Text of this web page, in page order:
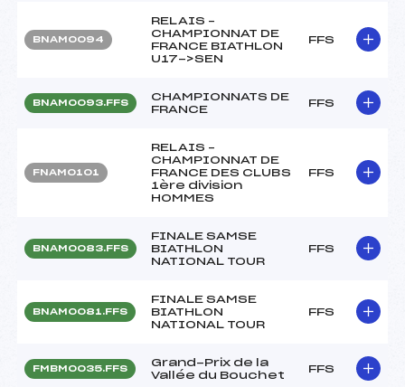
BNAM0094
RELAIS –
CHAMPIONNAT DE
FRANCE BIATHLON
U17->SEN
FFS
BNAM0093.FFS
CHAMPIONNATS DE
FRANCE
FFS
FNAM0101
RELAIS –
CHAMPIONNAT DE
FRANCE DES CLUBS
1ère division
HOMMES
FFS
BNAM0083.FFS
FINALE SAMSE
BIATHLON
NATIONAL TOUR
FFS
BNAM0081.FFS
FINALE SAMSE
BIATHLON
NATIONAL TOUR
FFS
FMBM0035.FFS
Grand-Prix de la
Vallée du Bouchet
FFS